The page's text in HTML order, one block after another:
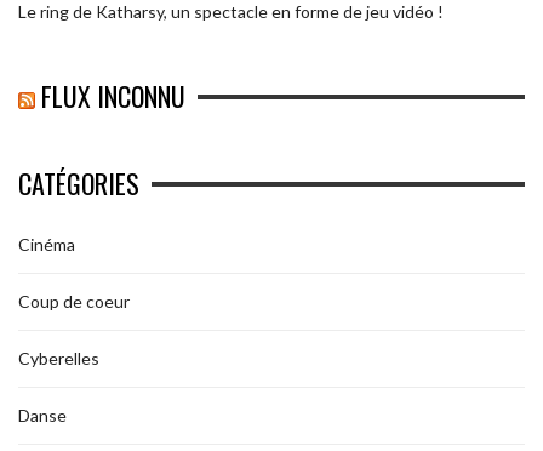
Le ring de Katharsy, un spectacle en forme de jeu vidéo !
FLUX INCONNU
CATÉGORIES
Cinéma
Coup de coeur
Cyberelles
Danse